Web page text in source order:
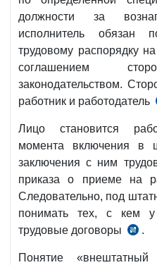
должности за
исполнитель обязан
трудовому распорядку
соглашением
законодательством.
работник и работодатель
Лицо становится
момента включения в
заключения с ним
приказа о приеме на
Следовательно, под
понимать тех, с кем у
трудовые договоры
ч..
Понятие